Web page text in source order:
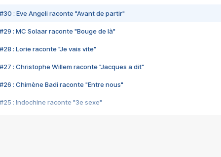
#30 : Eve Angeli raconte "Avant de partir"
#29 : MC Solaar raconte "Bouge de là"
#28 : Lorie raconte "Je vais vite"
#27 : Christophe Willem raconte "Jacques a dit"
#26 : Chimène Badi raconte "Entre nous"
#25 : Indochine raconte "3e sexe"